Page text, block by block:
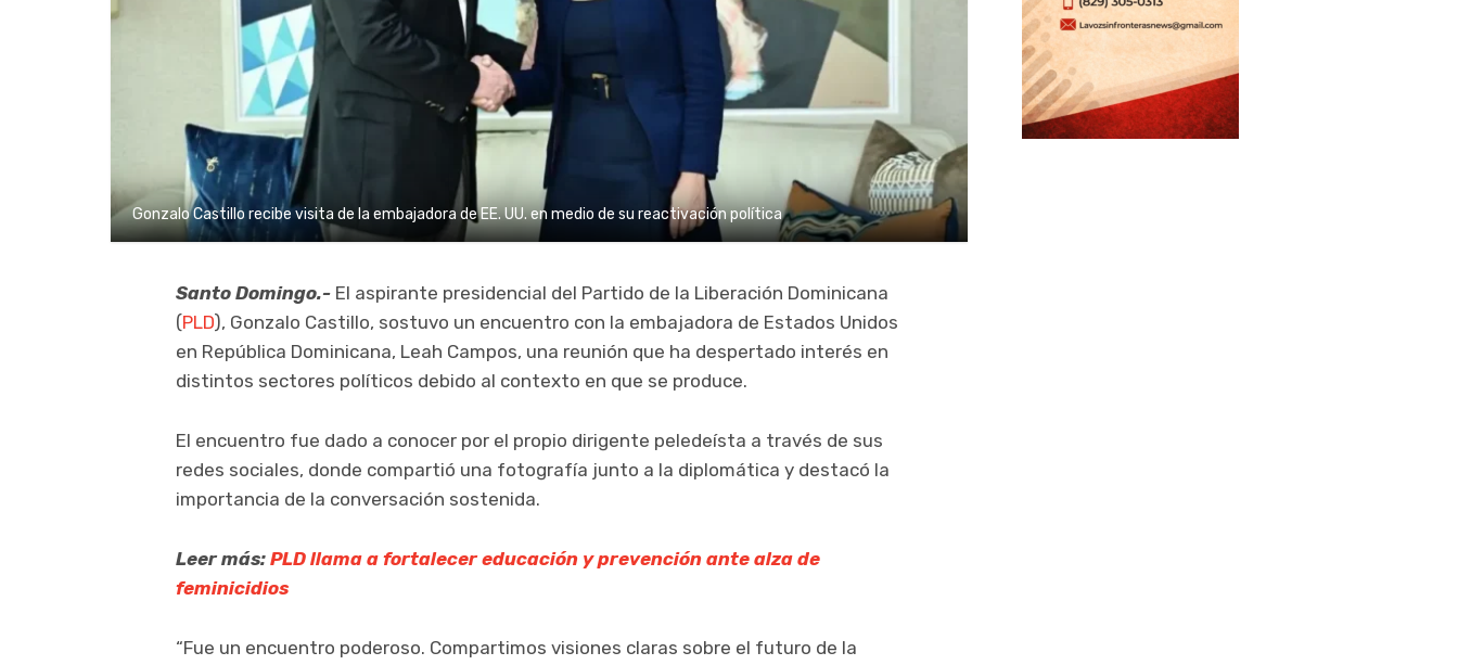
Gonzalo Castillo recibe visita de la embajadora de EE. UU. en medio de su reactivación política
Santo Domingo.- El aspirante presidencial del Partido de la Liberación Dominicana
(PLD), Gonzalo Castillo, sostuvo un encuentro con la embajadora de Estados Unidos
en República Dominicana, Leah Campos, una reunión que ha despertado interés en
distintos sectores políticos debido al contexto en que se produce.
El encuentro fue dado a conocer por el propio dirigente peledeísta a través de sus
redes sociales, donde compartió una fotografía junto a la diplomática y destacó la
importancia de la conversación sostenida.
Leer más: PLD llama a fortalecer educación y prevención ante alza de
feminicidios
“Fue un encuentro poderoso. Compartimos visiones claras sobre el futuro de la